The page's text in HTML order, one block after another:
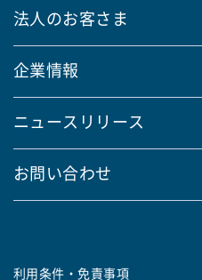
法人のお客さま
企業情報
ニュースリリース
お問い合わせ
利用条件・免責事項